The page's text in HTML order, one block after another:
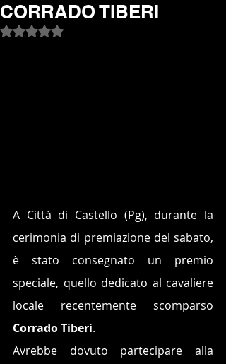
CORRADO TIBERI
Valutazione NaN stelle su 5.
A Città di Castello (Pg), durante la
cerimonia di premiazione del sabato,
è stato consegnato un premio
speciale, quello dedicato al cavaliere
Corrado Tiberi.
Avrebbe dovuto partecipare alla